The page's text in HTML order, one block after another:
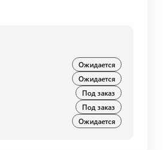
Ожидается
Ожидается
Под заказ
Под заказ
Ожидается